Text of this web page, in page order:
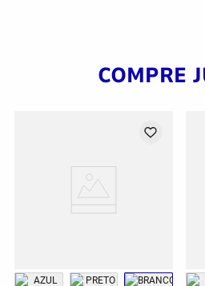
COMPRE